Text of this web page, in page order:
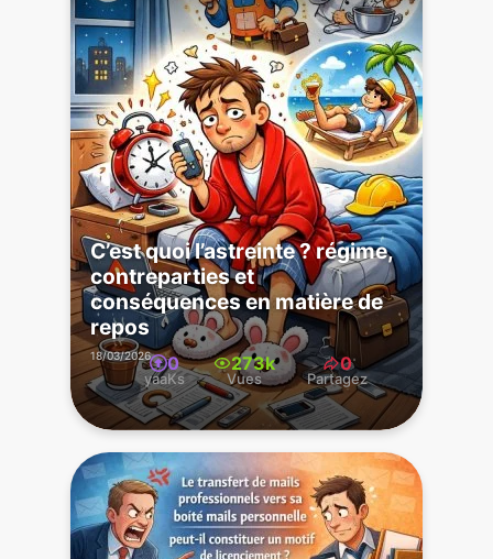
18/03/2026
C’est quoi l’astreinte ? régime,
contreparties et
conséquences en matière de
repos
0
yaaKs
273k
Vues
0
Partagez